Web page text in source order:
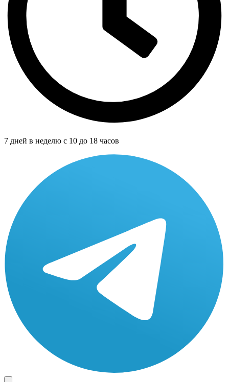
7 дней в неделю с 10 до 18 часов